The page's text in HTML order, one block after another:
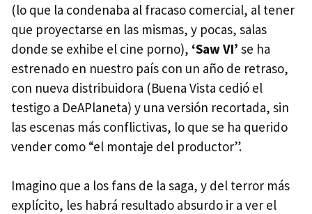
(lo que la condenaba al fracaso comercial, al tener
que proyectarse en las mismas, y pocas, salas
donde se exhibe el cine porno), ‘Saw VI’ se ha
estrenado en nuestro país con un año de retraso,
con nueva distribuidora (Buena Vista cedió el
testigo a DeAPlaneta) y una versión recortada, sin
las escenas más conflictivas, lo que se ha querido
vender como “el montaje del productor”.
Imagino que a los fans de la saga, y del terror más
explícito, les habrá resultado absurdo ir a ver el